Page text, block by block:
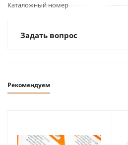
Каталожный номер
Задать вопрос
Рекомендуем